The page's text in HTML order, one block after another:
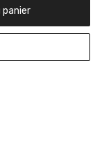
panier